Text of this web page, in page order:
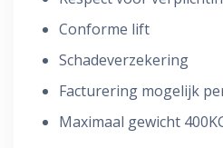
Conforme lift
Schadeverzekering
Facturering mogelijk
Maximaal gewicht